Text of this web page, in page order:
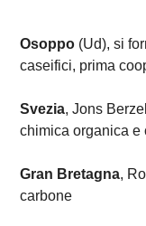
Osoppo (Ud), si
caseifici, prima
Svezia, Jons
chimica organica e
Gran Bretagna,
carbone